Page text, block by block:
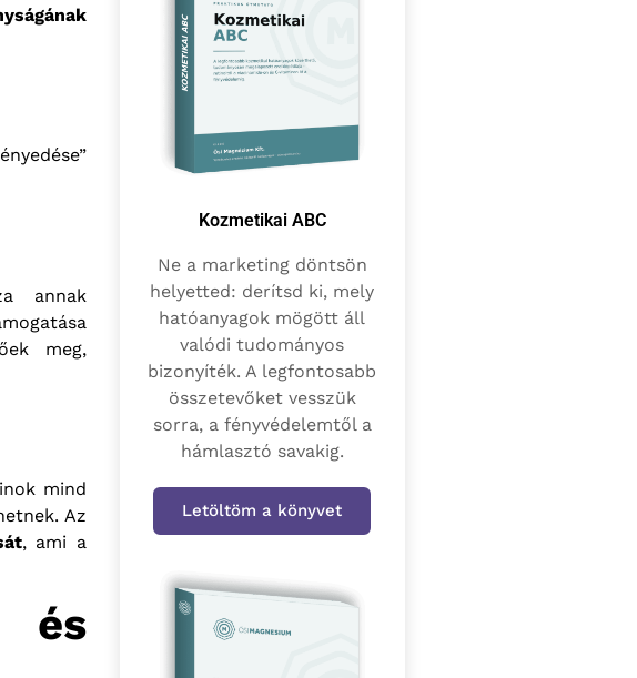
annak
meg,
mind
Az
, ami a
és
Kozmetikai ABC
Ne a marketing döntsön
helyetted: derítsd ki, mely
hatóanyagok mögött áll
valódi tudományos
bizonyíték. A legfontosabb
összetevőket vesszük
sorra, a fényvédelemtől a
hámlasztó savakig.
Letöltöm a könyvet